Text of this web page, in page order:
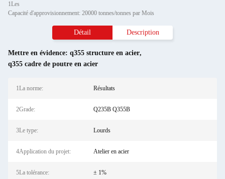
1Les
Capacité d'approvisionnement: 20000 tonnes/tonnes par Mois
Détail Description
Mettre en évidence: q355 structure en acier,
q355 cadre de poutre en acier
1La norme: Résultats
2Grade: Q235B Q355B
3Le type: Lourds
4Application du projet: Atelier en acier
5La tolérance: ± 1%